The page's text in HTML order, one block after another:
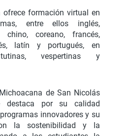
ofrece formación virtual en
entre ellos inglés,
chino, coreano, francés,
latín y portugués, en
vespertinas y
de San Nicolás
destaca por su calidad
innovadores y su
la sostenibilidad y la